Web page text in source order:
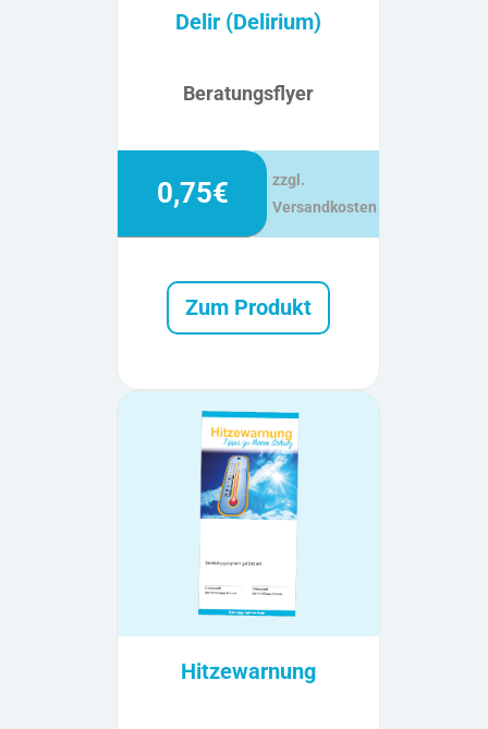
Delir (Delirium)
Beratungsflyer
0,75€
zzgl.
Versandkosten
Zum Produkt
Hitzewarnung